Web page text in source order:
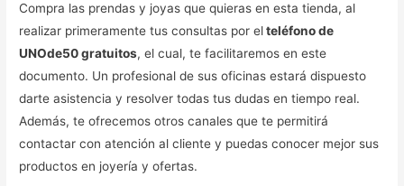
Compra las prendas y joyas que quieras en esta tienda, al
realizar primeramente tus consultas por elteléfono de
UNOde50 gratuitos, el cual, te facilitaremos en este
documento. Un profesional de sus oficinas estará dispuesto
darte asistencia y resolver todas tus dudas en tiempo real.
Además, te ofrecemos otros canales que te permitirá
contactar con atención al cliente y puedas conocer mejor sus
productos en joyería y ofertas.